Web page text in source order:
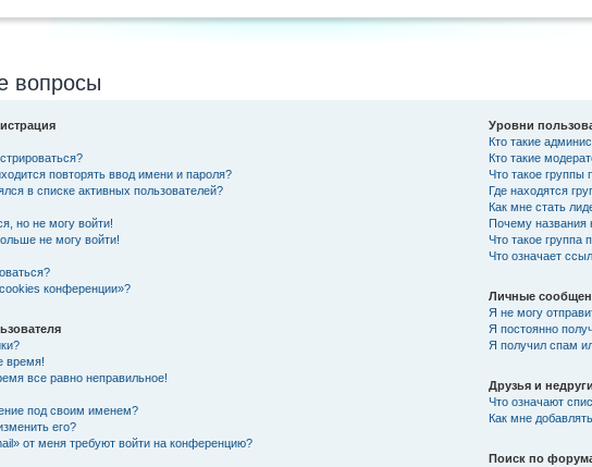
вопросы
повторять ввод имени и пароля?
в списке активных пользователей?
но не могу войти!
не могу войти!
конференции»?
время!
все равно неправильное!
под своим именем?
его?
от меня требуют войти на конференцию?
Уровни
Кто такие
Кто такие
Что такое группы
Где находятся
Как мне стать
Почему названия
Что такое группа
Что означает
Личные
Я не могу
Я постоянно
Я получил спам
Друзья и недруги
Что означают
Как мне
Поиск по